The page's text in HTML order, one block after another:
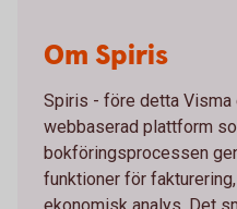
Om Spiris
Spiris - före detta Visma
webbaserad plattform
bokföringsprocessen
funktioner för